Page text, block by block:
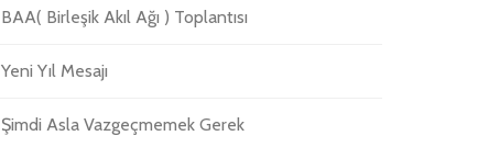
BAA( Birleşik Akıl Ağı ) Toplantısı
Yeni Yıl Mesajı
Şimdi Asla Vazgeçmemek Gerek